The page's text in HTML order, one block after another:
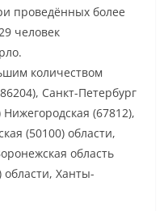
проведённых более
человек
количеством
Санкт-Петербург
(67812),
(50100) области,
область
области, Ханты-